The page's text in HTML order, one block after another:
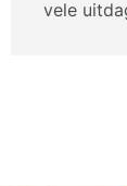
vele